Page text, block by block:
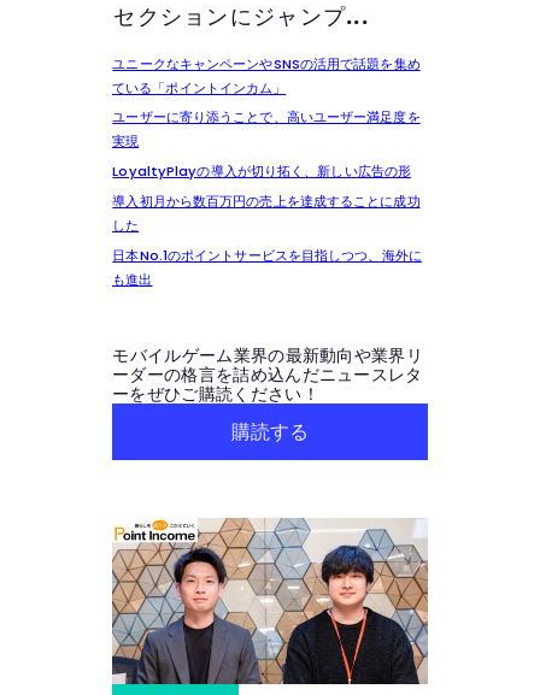
セクションにジャンプ...
ユニークなキャンペーンやSNSの活用で話題を集め
ている「ポイントインカム」
ユーザーに寄り添うことで、高いユーザー満足度を
実現
LoyaltyPlayの導入が切り拓く、新しい広告の形
導入初月から数百万円の売上を達成することに成功
した
日本No.1のポイントサービスを目指しつつ、海外に
も進出
モバイルゲーム業界の最新動向や業界リ
ーダーの格言を詰め込んだニュースレタ
ーをぜひご購読ください！
購読する